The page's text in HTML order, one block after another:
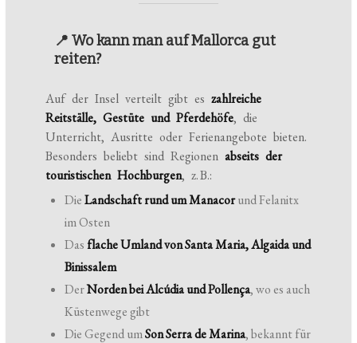
📍 Wo kann man auf Mallorca gut
reiten?
Auf der Insel verteilt gibt eszahlreiche
Reitställe, Gestüte und Pferdehöfe, die
Unterricht, Ausritte oder Ferienangebote bieten.
Besonders beliebt sind Regionenabseits der
touristischen Hochburgen, z. B.:
DieLandschaft rund um Manacorund Felanitx
im Osten
Dasflache Umland von Santa Maria, Algaida und
Binissalem
DerNorden bei Alcúdia und Pollença, wo es auch
Küstenwege gibt
Die Gegend umSon Serra de Marina, bekannt für